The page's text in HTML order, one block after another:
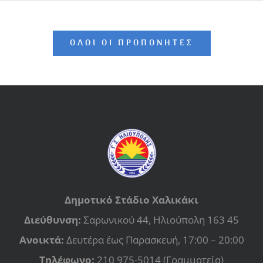
ΌΛΟΙ ΟΙ ΠΡΟΠΟΝΗΤΈΣ
Δημοτικό Στάδιο Χαλικάκι
Διεύθυνση: Σαρωνικού 44, Ηλιούπολη 163 45
Ανοικτά: Δευτέρα έως Παρασκευή, 17:00 – 20:00
Τηλέφωνο: 210 975-5014 (Γραμματεία)